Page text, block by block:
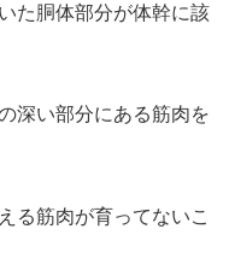
た胴体部分が体幹に該
深い部分にある筋肉を
る筋肉が育ってないこ